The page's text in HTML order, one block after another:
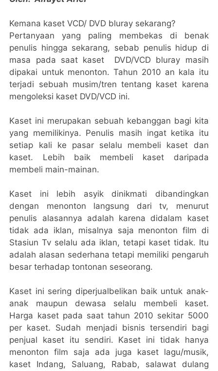
Kemana kaset VCD/ DVD bluray sekarang?
Pertanyaan yang paling membekas di benak
penulis hingga sekarang, sebab penulis hidup di
masa pada saat kaset DVD/VCD bluray masih
dipakai untuk menonton. Tahun 2010 an kala itu
terjadi sebuah musim/tren tentang kaset karena
mengoleksi kaset DVD/VCD ini.
Kaset ini merupakan sebuah kebanggan bagi kita
yang memilikinya. Penulis masih ingat ketika itu
setiap kali ke pasar selalu membeli kaset dan
kaset. Lebih baik membeli kaset daripada
membeli main-mainan.
Kaset ini lebih asyik dinikmati dibandingkan
dengan menonton langsung dari tv, menurut
penulis alasannya adalah karena didalam kaset
tidak ada iklan, misalnya saja menonton film di
Stasiun Tv selalu ada iklan, tetapi kaset tidak. Itu
adalah alasan sederhana tetapi memiliki pengaruh
besar terhadap tontonan seseorang.
Kaset ini sering diperjualbelikan baik untuk anak-
anak maupun dewasa selalu membeli kaset.
Harga kaset pada saat tahun 2010 sekitar 5000
per kaset. Sudah menjadi bisnis tersendiri bagi
penjual kaset itu sendiri. Kaset ini tidak hanya
menonton film saja ada juga kaset lagu/musik,
kaset Indang, Saluang, Rabab, salawat dulang